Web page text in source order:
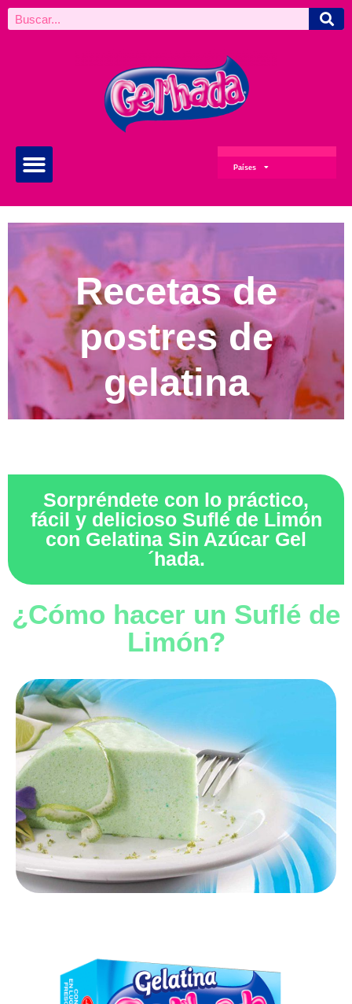
Países
Recetas de
postres de
gelatina
Sorpréndete con lo práctico,
fácil y delicioso Suflé de Limón
con Gelatina Sin Azúcar Gel
´hada.
¿Cómo hacer un Suflé de
Limón?